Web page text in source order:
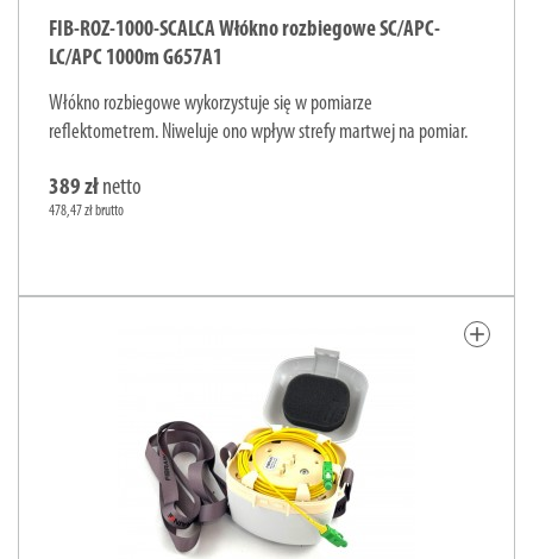
FIB-ROZ-1000-SCALCA Włókno rozbiegowe SC/APC-
LC/APC 1000m G657A1
Włókno rozbiegowe wykorzystuje się w pomiarze
reflektometrem. Niweluje ono wpływ strefy martwej na pomiar.
389 zł netto
478,47 zł brutto
add